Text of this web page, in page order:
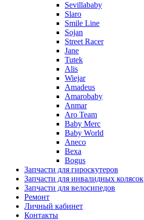
Sevillababy
Slaro
Smile Line
Sojan
Street Racer
Jane
Tutek
Alis
Wiejar
Amadeus
Amarobaby
Anmar
Aro Team
Baby Merc
Baby World
Aneco
Bexa
Bogus
Запчасти для гироскутеров
Запчасти для инвалидных колясок
Запчасти для велосипедов
Ремонт
Личный кабинет
Контакты